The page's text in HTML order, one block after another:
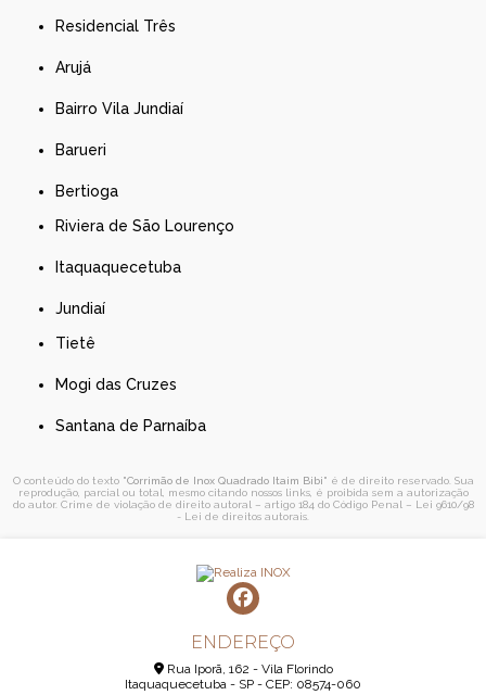
Residencial Três
Arujá
Bairro Vila Jundiaí
Barueri
Bertioga
Riviera de São Lourenço
Itaquaquecetuba
Jundiaí
Tietê
Mogi das Cruzes
Santana de Parnaíba
O conteúdo do texto "Corrimão de Inox Quadrado Itaim Bibi" é de direito reservado. Sua
reprodução, parcial ou total, mesmo citando nossos links, é proibida sem a autorização
do autor. Crime de violação de direito autoral – artigo 184 do Código Penal – Lei 9610/98
- Lei de direitos autorais
ENDEREÇO
Rua Iporã, 162 - Vila Florindo
Itaquaquecetuba - SP - CEP: 08574-060